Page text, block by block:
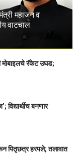
महाजन व
वाटचाल
मोबाइलचे रॅकेट उघड;
विद्यार्थीच बनणार
पितृछत्र हरपले; तलावात